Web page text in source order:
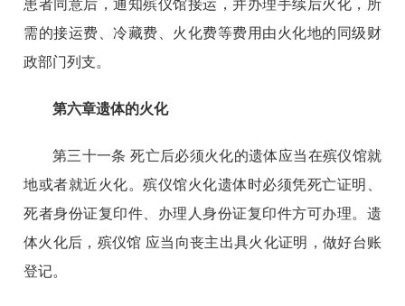
患者同意后，通知殡仪馆接运，并办理手续后火化，所
需的接运费、冷藏费、火化费等费用由火化地的同级财
政部门列支。
第六章遗体的火化
第三十一条 死亡后必须火化的遗体应当在殡仪馆就
地或者就近火化。殡仪馆火化遗体时必须凭死亡证明、
死者身份证复印件、办理人身份证复印件方可办理。遗
体火化后，殡仪馆 应当向丧主出具火化证明，做好台账
登记。